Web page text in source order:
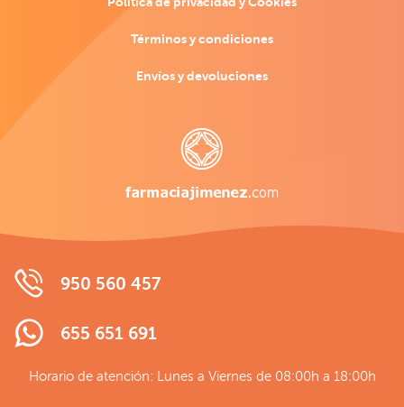
Términos y condiciones
Envíos y devoluciones
950 560 457
655 651 691
Horario de atención: Lunes a Viernes de 08:00h a 18:00h